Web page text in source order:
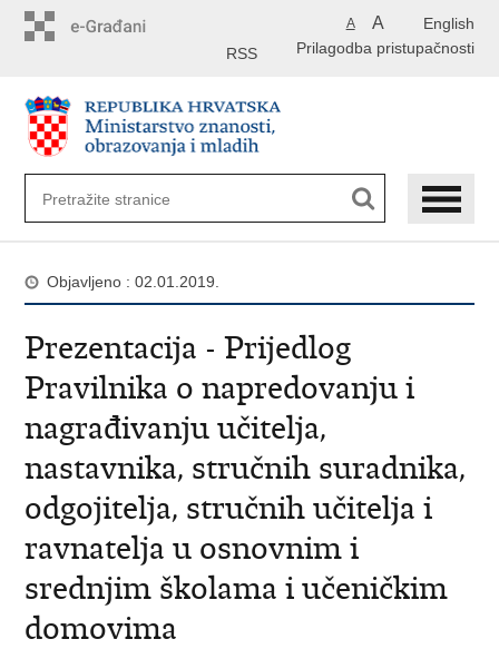
English
A A
Prilagodba pristupačnosti
RSS
Objavljeno : 02.01.2019.
Prezentacija - Prijedlog
Pravilnika o napredovanju i
nagrađivanju učitelja,
nastavnika, stručnih suradnika,
odgojitelja, stručnih učitelja i
ravnatelja u osnovnim i
srednjim školama i učeničkim
domovima